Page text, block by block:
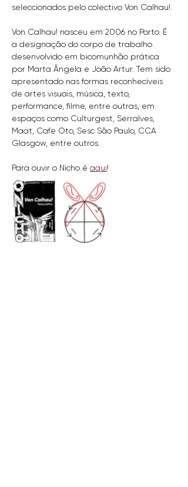
seleccionados pelo colectivo Von Calhau!.
Von Calhau! nasceu em 2006 no Porto. É
a designação do corpo de trabalho
desenvolvido em bicomunhão prática
por Marta Ângela e João Artur. Tem sido
apresentado nas formas reconhecíveis
de artes visuais, música, texto,
performance, filme, entre outras, em
espaços como Culturgest, Serralves,
Maat, Cafe Oto, Sesc São Paulo, CCA
Glasgow, entre outros.
Para ouvir o Nicho é aqui!